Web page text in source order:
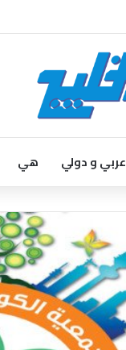
عربي و دولي هي